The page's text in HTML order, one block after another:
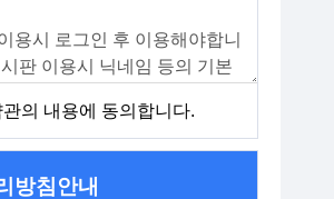
의 내용에 동의합니다.
방침안내